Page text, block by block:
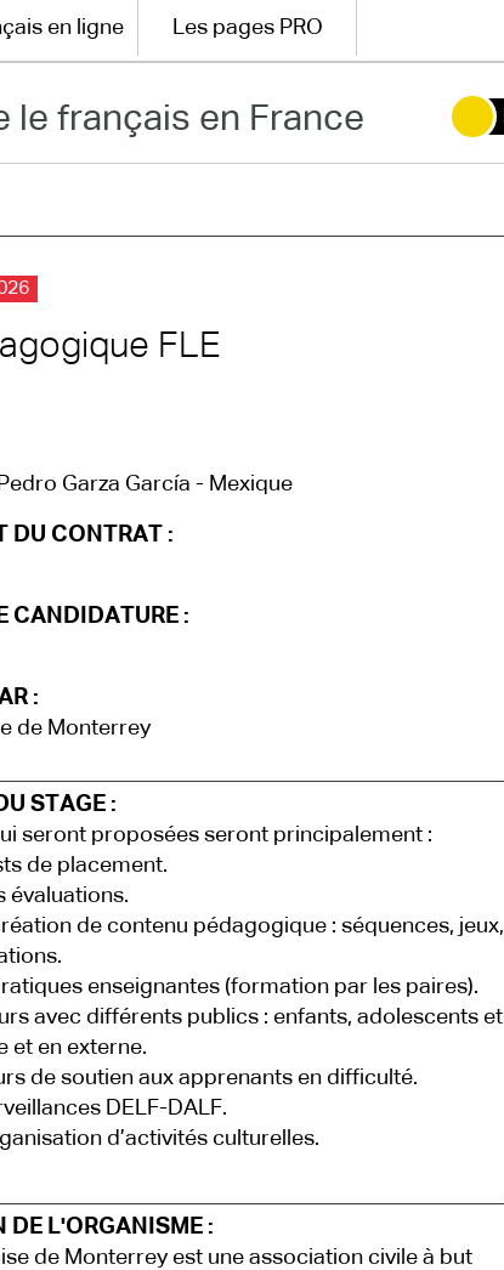
en ligne Les pages PRO
le français en France
FLE
Garza García - Mexique
DU CONTRAT :
CANDIDATURE :
:
de Monterrey
STAGE :
seront proposées seront principalement :
de placement.
évaluations.
de contenu pédagogique : séquences, jeux,
enseignantes (formation par les paires).
avec différents publics : enfants, adolescents et
et en externe.
de soutien aux apprenants en difficulté.
DELF-DALF.
d’activités culturelles.
DE L'ORGANISME :
de Monterrey est une association civile à but